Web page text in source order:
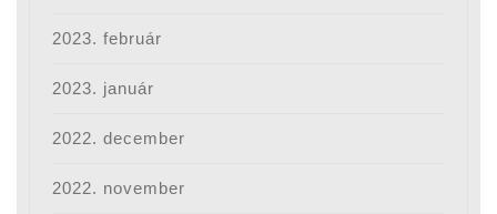
2023. február
2023. január
2022. december
2022. november